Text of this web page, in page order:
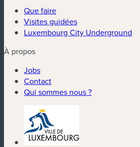
Que faire
Visites guidées
Luxembourg City Underground
À propos
Jobs
Contact
Qui sommes nous ?